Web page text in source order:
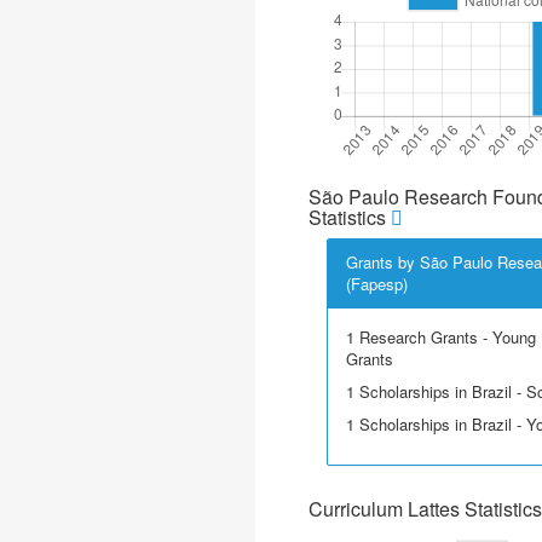
São Paulo Research
Statistics
Grants by São Paulo
(Fapesp)
1 Research Grants -
Grants
1 Scholarships in Brazil -
1 Scholarships in Brazil -
Curriculum Lattes Statistics